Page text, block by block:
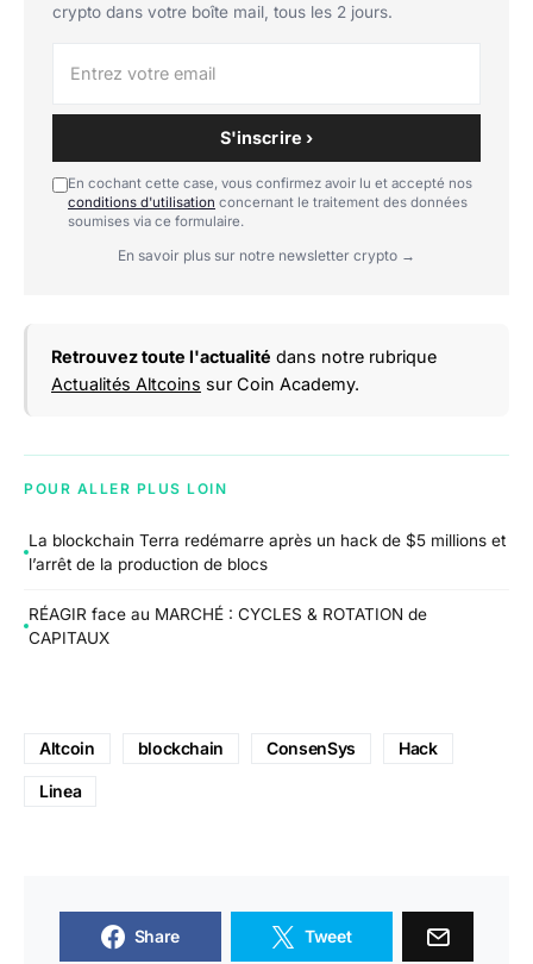
crypto dans votre boîte mail, tous les 2 jours.
S'inscrire ›
En cochant cette case, vous confirmez avoir lu et accepté nos
conditions d'utilisation concernant le traitement des données
soumises via ce formulaire.
En savoir plus sur notre newsletter crypto →
Retrouvez toute l'actualité dans notre rubrique
Actualités Altcoins sur Coin Academy.
POUR ALLER PLUS LOIN
La blockchain Terra redémarre après un hack de $5 millions et
l’arrêt de la production de blocs
RÉAGIR face au MARCHÉ : CYCLES & ROTATION de
CAPITAUX
Altcoin blockchain ConsenSys Hack
Linea
Share Tweet